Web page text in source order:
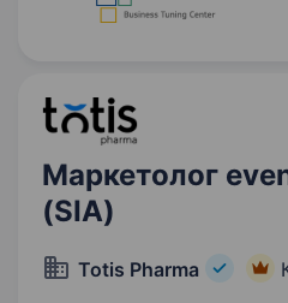
Маркетолог
(SIA)
Totis Pharma